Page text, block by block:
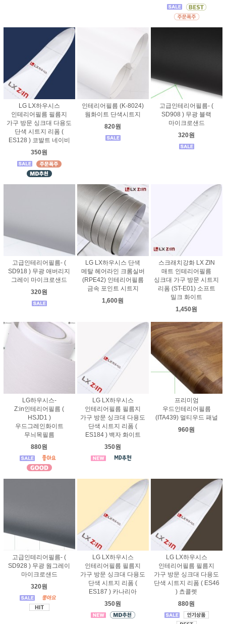
LG LX하우시스
인테리어필름 필름지
가구 방문 싱크대 다용도
단색 시트지 리폼 (
ES128 ) 코발트 네이비
350원
인테리어필름 (K-8024)
웜화이트 단색시트지
820원
고급인테리어필름- (
SD908 ) 무광 블랙
마이크로샌드
320원
고급인테리어필름- (
SD918 ) 무광 애버리지
그레이 마이크로샌드
320원
LG LX하우시스 단색
메탈 헤어라인 크롬실버
(RPE42) 인테리어필름
금속 포인트 시트지
1,600원
스크래치강화 LX ZIN
매트 인테리어필름
싱크대 가구 방문 시트지
리폼 (ST-E01) 소프트
밀크 화이트
1,450원
LG하우시스-
Z:in인테리어필름 (
HSJD1 )
우드그레인화이트
무늬목필름
880원
LG LX하우시스
인테리어필름 필름지
가구 방문 싱크대 다용도
단색 시트지 리폼 (
ES184 ) 백자 화이트
350원
프리미엄
우드인테리어필름
(ITA439) 멀티우드 패널
960원
고급인테리어필름- (
SD928 ) 무광 웜그레이
마이크로샌드
320원
LG LX하우시스
인테리어필름 필름지
가구 방문 싱크대 다용도
단색 시트지 리폼 (
ES187 ) 카나리아
350원
LG LX하우시스
인테리어필름 필름지
가구 방문 싱크대 다용도
단색 시트지 리폼 ( ES46
) 쵸콜렛
880원